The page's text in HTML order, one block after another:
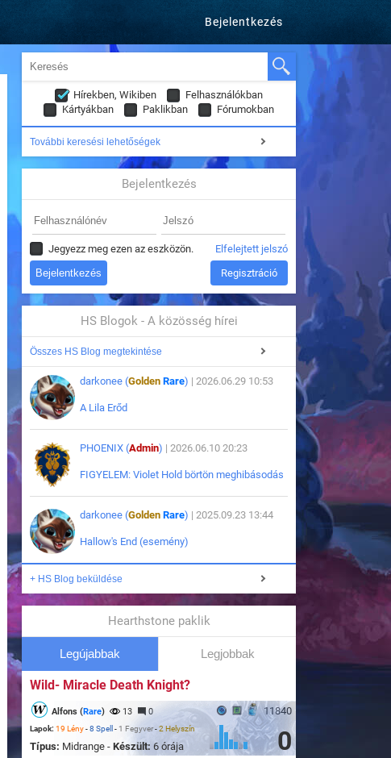
Bejelentkezés
Hírekben, Wikiben
Felhasználókban
Kártyákban
Paklikban Fórumokban
További keresési lehetőségek
Bejelentkezés
Jegyezz meg ezen az eszközön. Elfelejtett jelszó
Regisztráció
HS Blogok - A közösség hírei
Összes HS Blog megtekintése
darkonee (Golden Rare) | 2026.06.29 10:53
A Lila Erőd
PHOENIX (Admin) | 2026.06.10 20:23
FIGYELEM: Violet Hold börtön meghibásodás
darkonee (Golden Rare) | 2025.09.23 13:44
Hallow's End (esemény)
+ HS Blog beküldése
Hearthstone paklik
Legújabbak Legjobbak
Wild- Miracle Death Knight?
11840
Alfons (Rare) 13 0
Lapok: 19 Lény-8 Spell - 1 Fegyver-2 Helyszín
Típus: Midrange - Készült: 6 órája 0